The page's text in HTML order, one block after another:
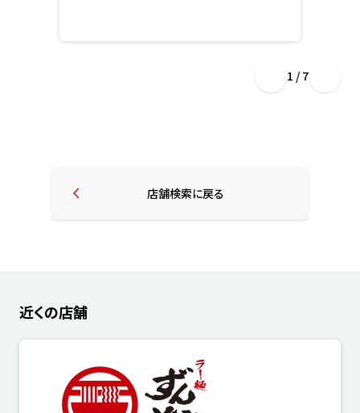
1 / 7
店舗検索に戻る
近くの店舗